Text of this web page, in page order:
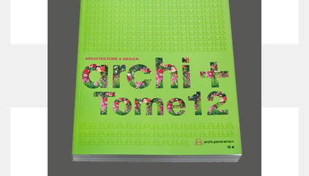
voir la fiche
Agencement
CBU WORKTOP